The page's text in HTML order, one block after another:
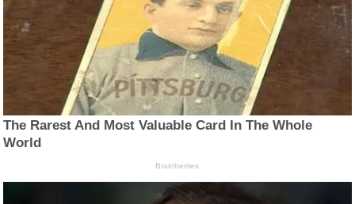
The Rarest And Most Valuable Card In The Whole
World
Brainberries